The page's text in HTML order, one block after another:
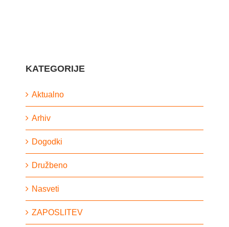
KATEGORIJE
Aktualno
Arhiv
Dogodki
Družbeno
Nasveti
ZAPOSLITEV